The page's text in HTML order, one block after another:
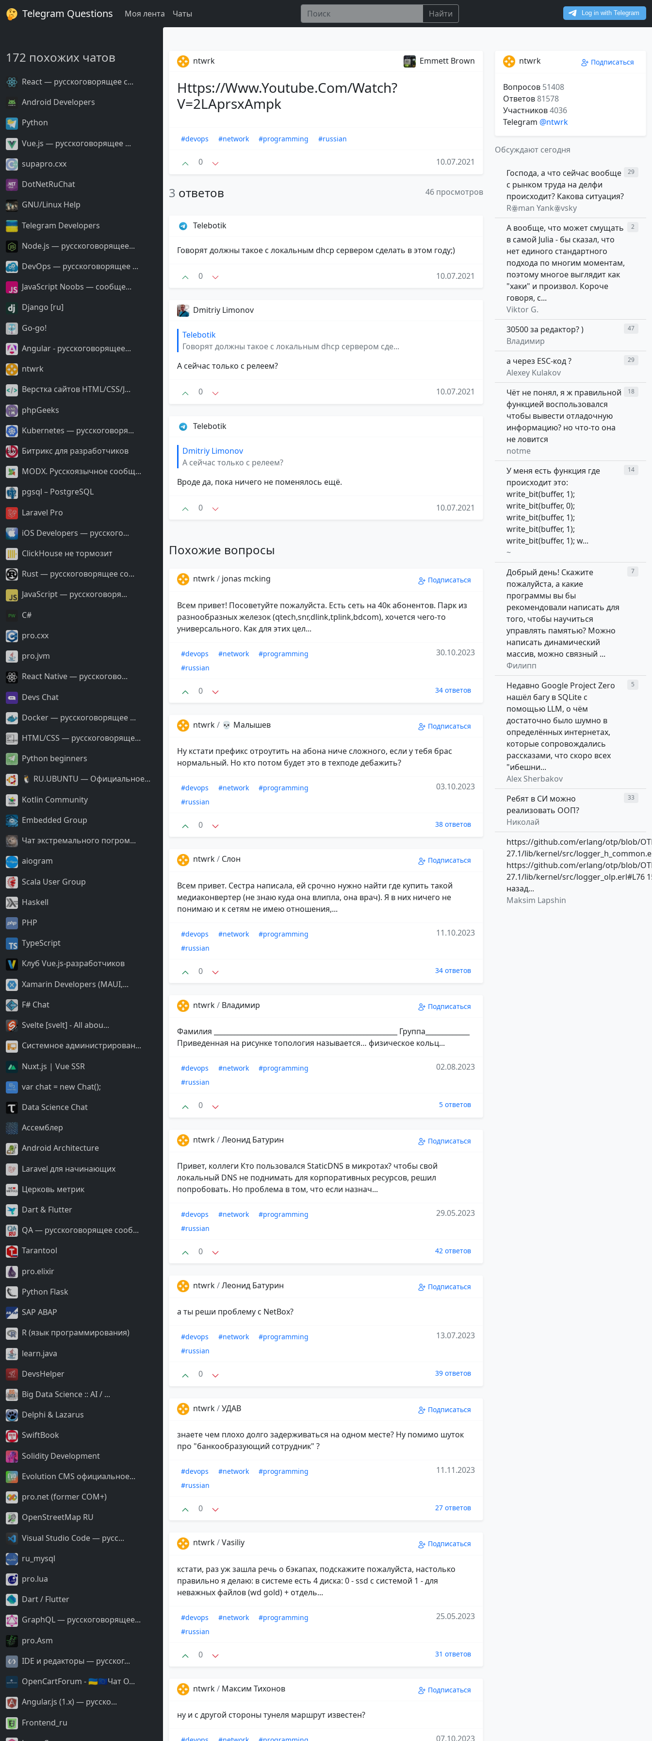
Telegram Questions Моя лента Чаты Найти
172 похожих чатов
React — русскоговорящее с...
Android Developers
Python
Vue.js — русскоговорящее ...
supapro.cxx
DotNetRuChat
GNU/Linux Help
Telegram Developers
Node.js — русскоговорящее...
DevOps — русскоговорящее ...
JavaScript Noobs — сообще...
Django [ru]
Go-go!
Angular - русскоговорящее...
ntwrk
Верстка сайтов HTML/CSS/J...
phpGeeks
Kubernetes — русскоговоря...
Битрикс для разработчиков
MODX. Русскоязычное сообщ...
pgsql – PostgreSQL
Laravel Pro
iOS Developers — русского...
ClickHouse не тормозит
Rust — русскоговорящее со...
JavaScript — русскоговоря...
С#
pro.cxx
pro.jvm
React Native — русскогово...
Devs Chat
Docker — русскоговорящее ...
HTML/CSS — русскоговоряще...
Python beginners
🐧 RU.UBUNTU — Официальное...
Kotlin Community
Embedded Group
Чат экстремального погром...
aiogram
Scala User Group
Haskell
PHP
TypeScript
Клуб Vue.js-разработчиков
Xamarin Developers (MAUI,...
F# Chat
Svelte [svelt] - All abou...
Системное администрирован...
Nuxt.js | Vue SSR
var chat = new Chat();
Data Science Chat
Ассемблер
Android Architecture
Laravel для начинающих
Церковь метрик
Dart & Flutter
QA — русскоговорящее сооб...
Tarantool
pro.elixir
Python Flask
SAP ABAP
R (язык программирования)
learn.java
DevsHelper
Big Data Science :: AI / ...
Delphi & Lazarus
SwiftBook
Solidity Development
Evolution CMS официальное...
pro.net (former COM+)
OpenStreetMap RU
Visual Studio Code — русс...
ru_mysql
pro.lua
Dart / Flutter
GraphQL — русскоговорящее...
pro.Asm
IDE и редакторы — русског...
OpenCartForum - 🇺🇦🇪🇺Чат O...
Angular.js (1.x) — русско...
Frontend_ru
ntwrk Emmett Brown
Https://Www.Youtube.Com/Watch?
V=2LAprsxAmpk
#devops #network #programming #russian
0 10.07.2021
3 ответов 46 просмотров
Telebotik
Говорят должны такое с локальным dhcp сервером сделать в этом году;)
0 10.07.2021
Dmitriy Limonov
Telebotik
Говорят должны такое с локальным dhcp сервером сде...
А сейчас только с релеем?
0 10.07.2021
Telebotik
Dmitriy Limonov
А сейчас только с релеем?
Вроде да, пока ничего не поменялось ещё.
0 10.07.2021
Похожие вопросы
ntwrk/ jonas mcking Подписаться
Всем привет! Посоветуйте пожалуйста. Есть сеть на 40к абонентов. Парк из
разнообразных железок (qtech,snr,dlink,tplink,bdcom), хочется чего-то
универсального. Как для этих цел...
#devops #network
#programming
#russian
30.10.2023
0 34 ответов
ntwrk/ 💀 Малышев Подписаться
Ну кстати префикс отроутить на абона ниче сложного, если у тебя брас
нормальный. Но кто потом будет это в техподе дебажить?
#devops #network
#programming
#russian
03.10.2023
0 38 ответов
ntwrk/ Слон Подписаться
Всем привет. Сестра написала, ей срочно нужно найти где купить такой
медиаконвертер (не знаю куда она влипла, она врач). Я в них ничего не
понимаю и к сетям не имею отношения,...
#devops #network
#programming
#russian
11.10.2023
0 34 ответов
ntwrk/ Владимир Подписаться
Фамилия ______________________________________________________ Группа_____________
Приведенная на рисунке топология называется… физическое кольц...
#devops #network
#programming
#russian
02.08.2023
0 5 ответов
ntwrk/Леонид Батурин Подписаться
Привет, коллеги Кто пользовался StaticDNS в микротах? чтобы свой
локальный DNS не поднимать для корпоративных ресурсов, решил
попробовать. Но проблема в том, что если назнач...
#devops #network
#programming
#russian
29.05.2023
0 42 ответов
ntwrk/Леонид Батурин Подписаться
а ты реши проблему с NetBox?
#devops #network
#programming
#russian
13.07.2023
0 39 ответов
ntwrk/УДАВ Подписаться
знаете чем плохо долго задерживаться на одном месте? Ну помимо шуток
про "банкообразующий сотрудник" ?
#devops #network
#programming
#russian
11.11.2023
0 27 ответов
ntwrk/Vasiliy Подписаться
кстати, раз уж зашла речь о бэкапах, подскажите пожалуйста, настолько
правильно я делаю: в системе есть 4 диска: 0 - ssd с системой 1 - для
неважных файлов (wd gold) + отдель...
#devops #network
#programming
#russian
25.05.2023
0 31 ответов
ntwrk/ Максим Тихонов Подписаться
ну и с другой стороны тунеля маршрут известен?
07.10.2023
ntwrk Подписаться
Вопросов 51408
Ответов81578
Участников4036
Telegram @ntwrk
Обсуждают сегодня
Господа, а что сейчас вообще
с рынком труда на делфи
происходит? Какова ситуация?
Rꙮman Yankꙮvsky
29
А вообще, что может смущать
в самой Julia - бы сказал, что
нет единого стандартного
подхода по многим моментам,
поэтому многое выглядит как
"хаки" и произвол. Короче
говоря, с...
Viktor G.
2
30500 за редактор? )
Владимир
47
а через ESC-код ?
Alexey Kulakov
29
Чёт не понял, я ж правильной
функцией воспользовался
чтобы вывести отладочную
информацию? но что-то она
не ловится
notme
18
У меня есть функция где
происходит это:
write_bit(buffer, 1);
write_bit(buffer, 0);
write_bit(buffer, 1);
write_bit(buffer, 1);
write_bit(buffer, 1); w...
~
14
Добрый день! Скажите
пожалуйста, а какие
программы вы бы
рекомендовали написать для
того, чтобы научиться
управлять памятью? Можно
написать динамический
массив, можно связный ...
Филипп
7
Недавно Google Project Zero
нашёл багу в SQLite с
помощью LLM, о чём
достаточно было шумно в
определённых интернетах,
которые сопровождались
рассказами, что скоро всех
"ибешни...
Alex Sherbakov
5
Ребят в СИ можно
реализовать ООП?
Николай
33
https://github.com/erlang/otp/blob/
27.1/lib/kernel/src/
https://github.com/erlang/otp/blob/
27.1/lib/kernel/src/logger_olp.erl#L76
назад...
Maksim Lapshin